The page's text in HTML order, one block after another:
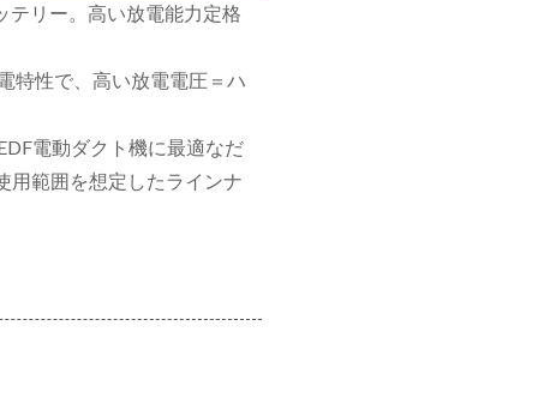
テリー。高い放電能力定格
特性で、高い放電電圧＝ハ
電動ダクト機に最適なだ
用範囲を想定したラインナ